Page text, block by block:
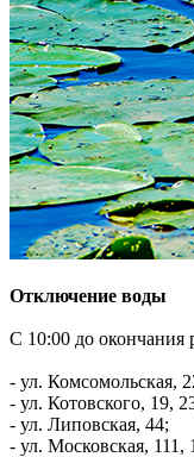
Отключение воды
С 10:00 до окончания
- ул. Комсомольская,
- ул. Котовского, 19,
- ул. Липовская, 44;
- ул. Московская, 111,